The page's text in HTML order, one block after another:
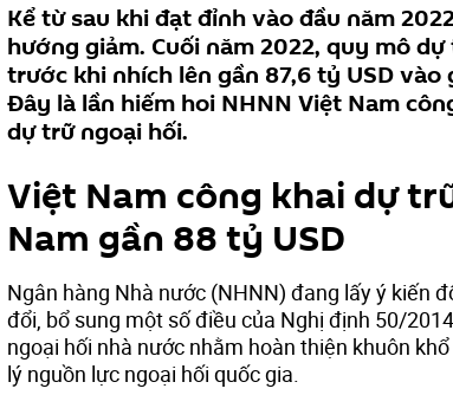
Kể từ sau khi đạt đỉnh vào đầu năm
hướng giảm. Cuối năm 2022, quy mô
trước khi nhích lên gần 87,6 tỷ USD vào
Đây là lần hiếm hoi NHNN Việt Nam
dự trữ ngoại hối.
Việt Nam công khai dự
Nam gần 88 tỷ USD
Ngân hàng Nhà nước (NHNN) đang lấy ý kiến
đổi, bổ sung một số điều của Nghị định 50/
ngoại hối nhà nước nhằm hoàn thiện khuôn
lý nguồn lực ngoại hối quốc gia.